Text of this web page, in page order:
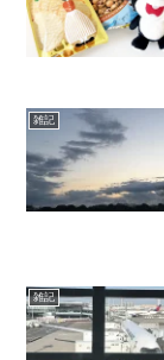
雑記
雑記